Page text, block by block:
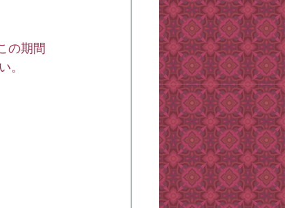
の期間
。